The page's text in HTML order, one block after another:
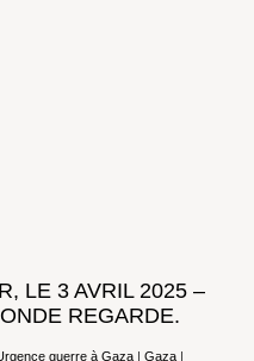
LE 3 AVRIL 2025 –
REGARDE.
guerre à Gaza |Gaza |